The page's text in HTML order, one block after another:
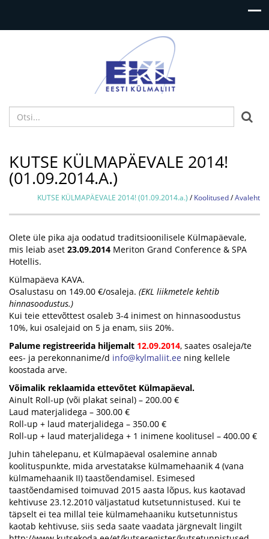

KUTSE KÜLMAPÄEVALE 2014!
(01.09.2014.A.)
Avaleht
/
Koolitused
/
KUTSE KÜLMAPÄEVALE 2014! (01.09.2014.a.)
Olete üle pika aja oodatud traditsioonilisele Külmapäevale,
mis leiab aset 23.09.2014 Meriton Grand Conference & SPA
Hotellis.
Külmapäeva KAVA.
Osalustasu on 149.00 €/osaleja. (EKL liikmetele kehtib
hinnasoodustus.)
Kui teie ettevõttest osaleb 3-4 inimest on hinnasoodustus
10%, kui osalejaid on 5 ja enam, siis 20%.
Palume registreerida hiljemalt 12.09.2014, saates osaleja/te
ees- ja perekonnanime/d info@kylmaliit.ee ning kellele
koostada arve.
Võimalik reklaamida ettevõtet Külmapäeval.
Ainult Roll-up (või plakat seinal) – 200.00 €
Laud materjalidega – 300.00 €
Roll-up + laud materjalidega – 350.00 €
Roll-up + laud materjalidega + 1 inimene koolitusel – 400.00 €
Juhin tähelepanu, et Külmapäeval osalemine annab
koolituspunkte, mida arvestatakse külmamehaanik 4 (vana
külmamehaanik II) taastõendamisel. Esimesed
taastõendamised toimuvad 2015 aasta lõpus, kus kaotavad
kehtivuse 23.12.2010 väljastatud kutsetunnistused. Kui te
täpselt ei tea millal teie külmamehaaniku kutsetunnistus
kaotab kehtivuse, siis seda saate vaadata järgnevalt lingilt